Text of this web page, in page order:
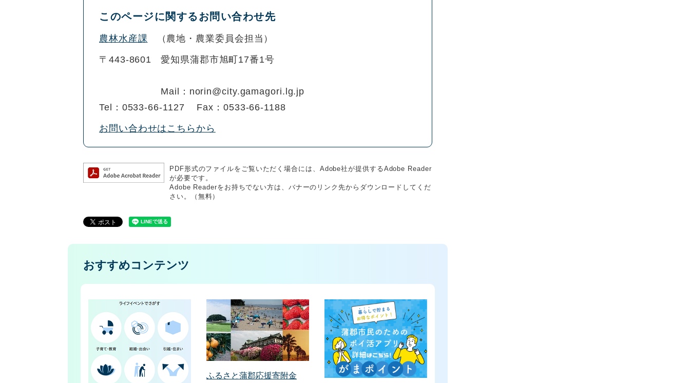
このページに関するお問い合わせ先
農林水産課 農地・農業委員会担当
〒443-8601 愛知県蒲郡市旭町17番1号
Mail：norin@city.gamagori.lg.jp
Tel：0533-66-1127
Fax：0533-66-1188
お問い合わせはこちらから
PDF形式のファイルをご覧いただく場合には、Adobe社が提供するAdobe Reader
が必要です。
Adobe Readerをお持ちでない方は、バナーのリンク先からダウンロードしてくだ
さい。（無料）
おすすめコンテンツ
ふるさと蒲郡応援寄附金